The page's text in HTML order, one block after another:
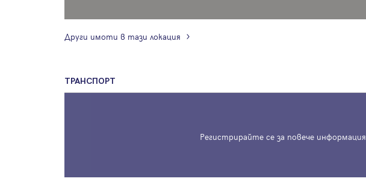
Други имоти в тази локация
ТРАНСПОРТ
Регистрирайте се за повече информация